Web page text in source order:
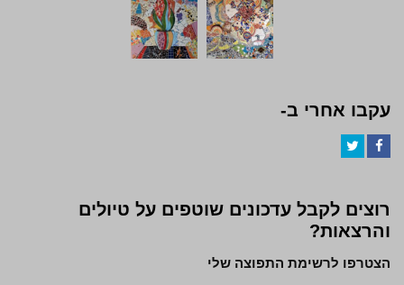
עקבו אחרי ב-
רוצים לקבל עדכונים שוטפים על טיולים
והרצאות?
הצטרפו לרשימת התפוצה שלי